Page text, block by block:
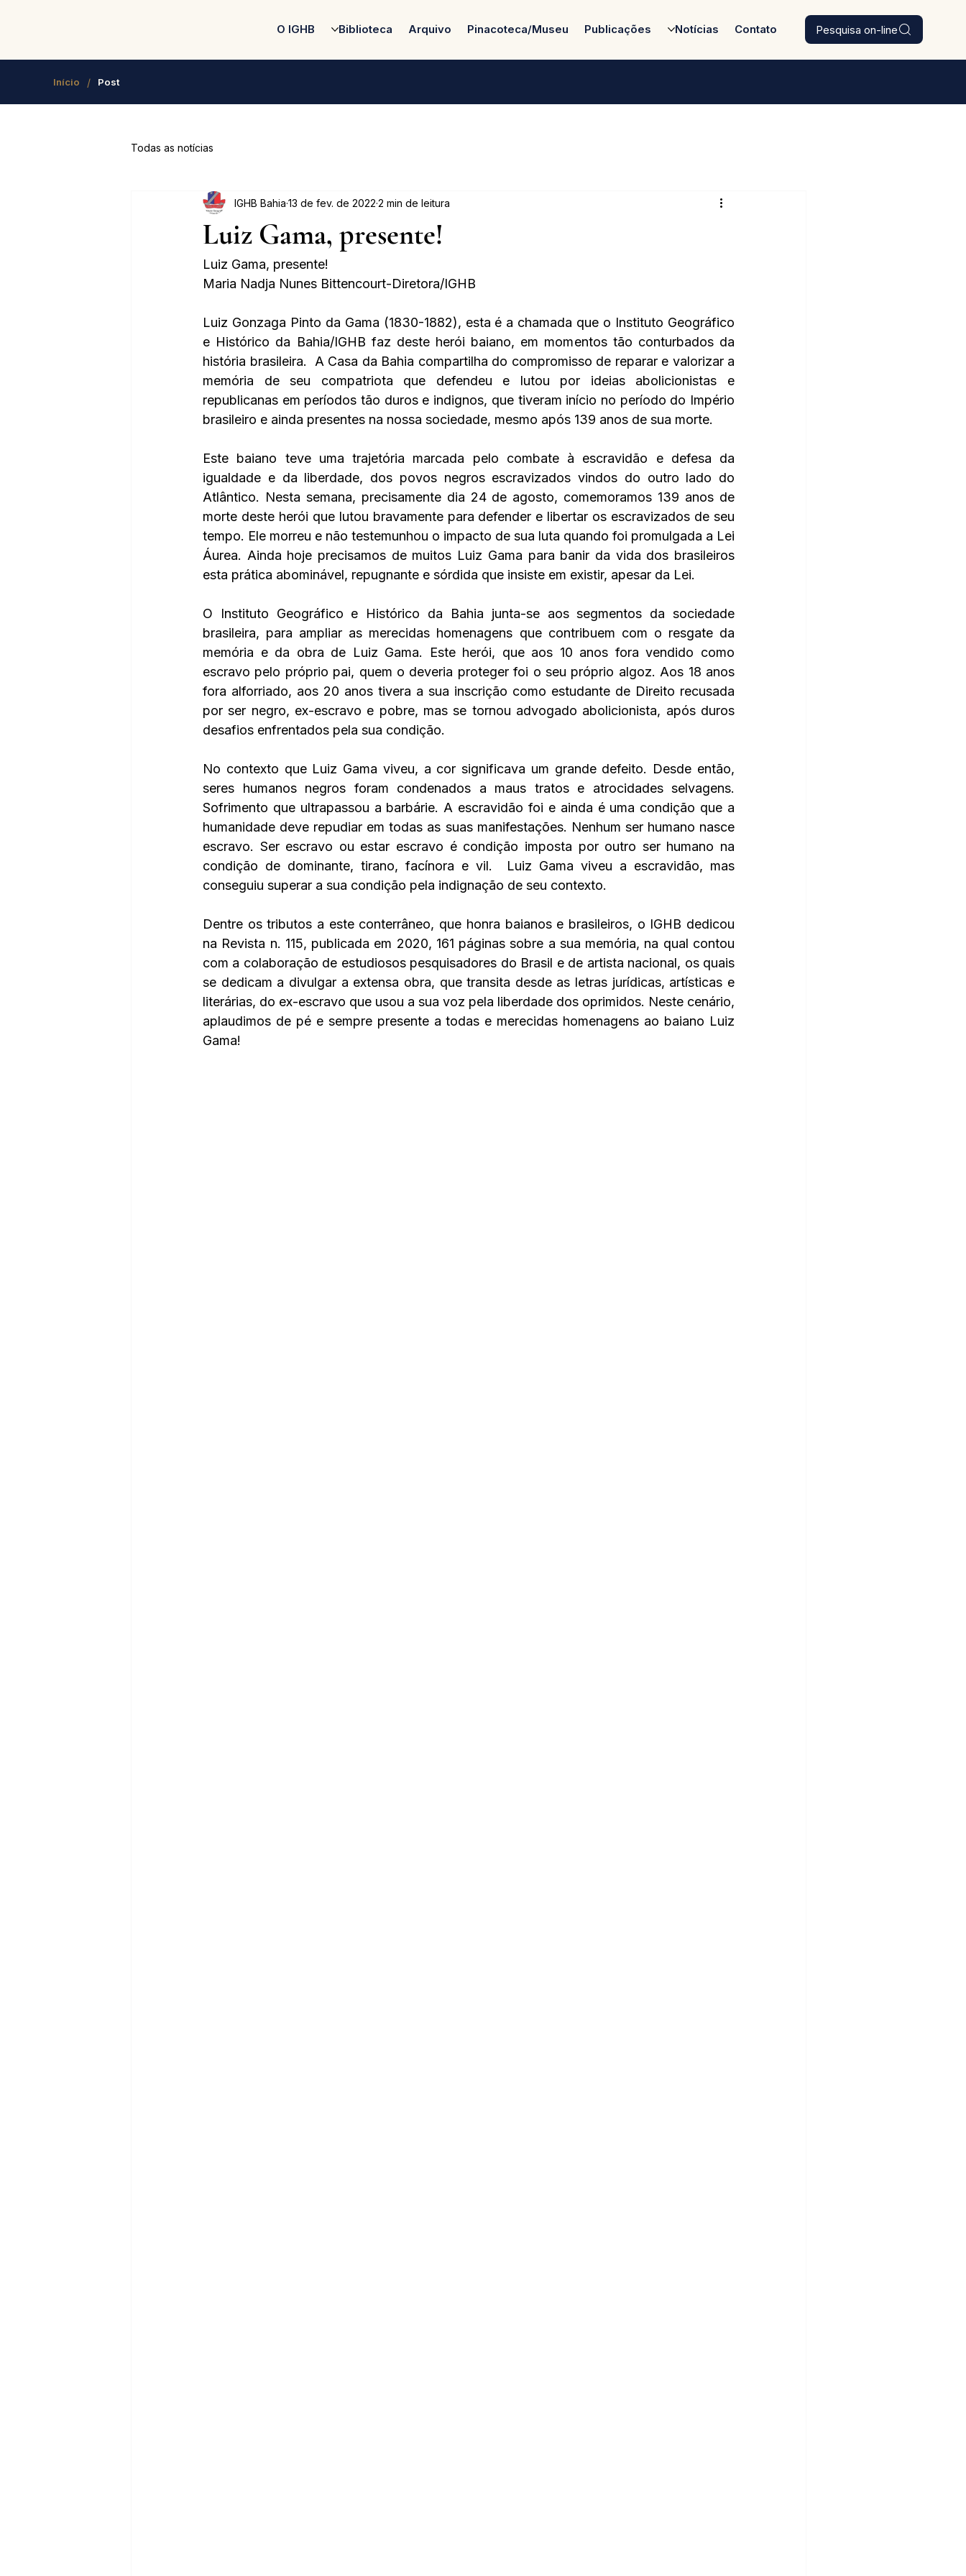
Pesquisa on-line
O IGHB Biblioteca Arquivo Pinacoteca/Museu Publicações Notícias Contato
Início / Post
Todas as notícias
Luiz Gama, presente!
IGHB Bahia 13 de fev. de 2022 2 min de leitura
Luiz Gama, presente!
Maria Nadja Nunes Bittencourt-Diretora/IGHB
Luiz Gonzaga Pinto da Gama (1830-1882), esta é a chamada que o Instituto Geográfico
e Histórico da Bahia/IGHB faz deste herói baiano, em momentos tão conturbados da
história brasileira.  A Casa da Bahia compartilha do compromisso de reparar e valorizar a
memória de seu compatriota que defendeu e lutou por ideias abolicionistas e
republicanas em períodos tão duros e indignos, que tiveram início no período do Império
brasileiro e ainda presentes na nossa sociedade, mesmo após 139 anos de sua morte.
Este baiano teve uma trajetória marcada pelo combate à escravidão e defesa da
igualdade e da liberdade, dos povos negros escravizados vindos do outro lado do
Atlântico. Nesta semana, precisamente dia 24 de agosto, comemoramos 139 anos de
morte deste herói que lutou bravamente para defender e libertar os escravizados de seu
tempo. Ele morreu e não testemunhou o impacto de sua luta quando foi promulgada a Lei
Áurea. Ainda hoje precisamos de muitos Luiz Gama para banir da vida dos brasileiros
esta prática abominável, repugnante e sórdida que insiste em existir, apesar da Lei.
O Instituto Geográfico e Histórico da Bahia junta-se aos segmentos da sociedade
brasileira, para ampliar as merecidas homenagens que contribuem com o resgate da
memória e da obra de Luiz Gama. Este herói, que aos 10 anos fora vendido como
escravo pelo próprio pai, quem o deveria proteger foi o seu próprio algoz. Aos 18 anos
fora alforriado, aos 20 anos tivera a sua inscrição como estudante de Direito recusada
por ser negro, ex-escravo e pobre, mas se tornou advogado abolicionista, após duros
desafios enfrentados pela sua condição.
No contexto que Luiz Gama viveu, a cor significava um grande defeito. Desde então,
seres humanos negros foram condenados a maus tratos e atrocidades selvagens.
Sofrimento que ultrapassou a barbárie. A escravidão foi e ainda é uma condição que a
humanidade deve repudiar em todas as suas manifestações. Nenhum ser humano nasce
escravo. Ser escravo ou estar escravo é condição imposta por outro ser humano na
condição de dominante, tirano, facínora e vil.  Luiz Gama viveu a escravidão, mas
conseguiu superar a sua condição pela indignação de seu contexto.
Dentre os tributos a este conterrâneo, que honra baianos e brasileiros, o IGHB dedicou
na Revista n. 115, publicada em 2020, 161 páginas sobre a sua memória, na qual contou
com a colaboração de estudiosos pesquisadores do Brasil e de artista nacional, os quais
se dedicam a divulgar a extensa obra, que transita desde as letras jurídicas, artísticas e
literárias, do ex-escravo que usou a sua voz pela liberdade dos oprimidos. Neste cenário,
aplaudimos de pé e sempre presente a todas e merecidas homenagens ao baiano Luiz
Gama!